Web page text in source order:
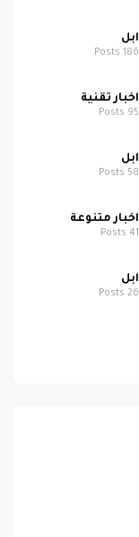
ابل
186
اخبار تقنية
95
ابل
58
اخبار متنوعة
41
ابل
26